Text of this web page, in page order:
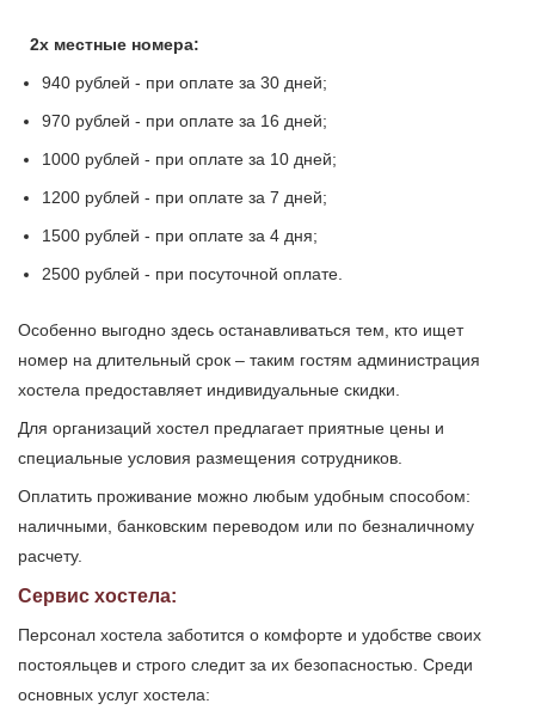
2х местные номера:
940 рублей - при оплате за 30 дней;
970 рублей - при оплате за 16 дней;
1000 рублей - при оплате за 10 дней;
1200 рублей - при оплате за 7 дней;
1500 рублей - при оплате за 4 дня;
2500 рублей - при посуточной оплате.
Особенно выгодно здесь останавливаться тем, кто ищет
номер на длительный срок – таким гостям администрация
хостела предоставляет индивидуальные скидки.
Для организаций хостел предлагает приятные цены и
специальные условия размещения сотрудников.
Оплатить проживание можно любым удобным способом:
наличными, банковским переводом или по безналичному
расчету.
Сервис хостела:
Персонал хостела заботится о комфорте и удобстве своих
постояльцев и строго следит за их безопасностью. Среди
основных услуг хостела: